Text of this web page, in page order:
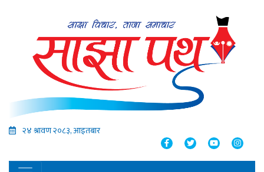
२४ श्रावण २०८३, आइतबार